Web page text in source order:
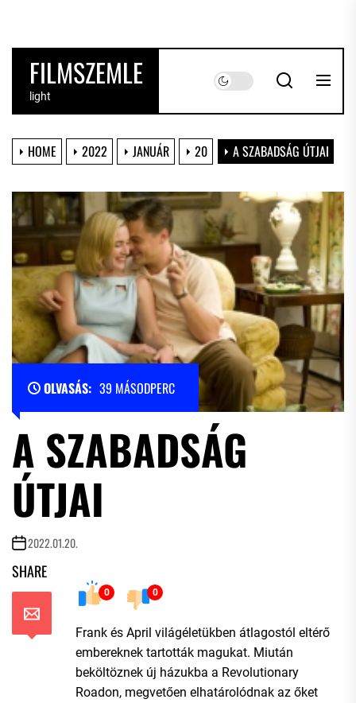
the
contentFILMSZEMLE
light
HOME 2022 JANUÁR 20 A SZABADSÁG ÚTJAI
OLVASÁS: 39 MÁSODPERC
A SZABADSÁG
ÚTJAI
2022.01.20.
SHARE
0 0
Frank és April világéletükben átlagostól eltérő
embereknek tartották magukat. Miután
beköltöznek új házukba a Revolutionary
Roadon, megvetően elhatárolódnak az őket